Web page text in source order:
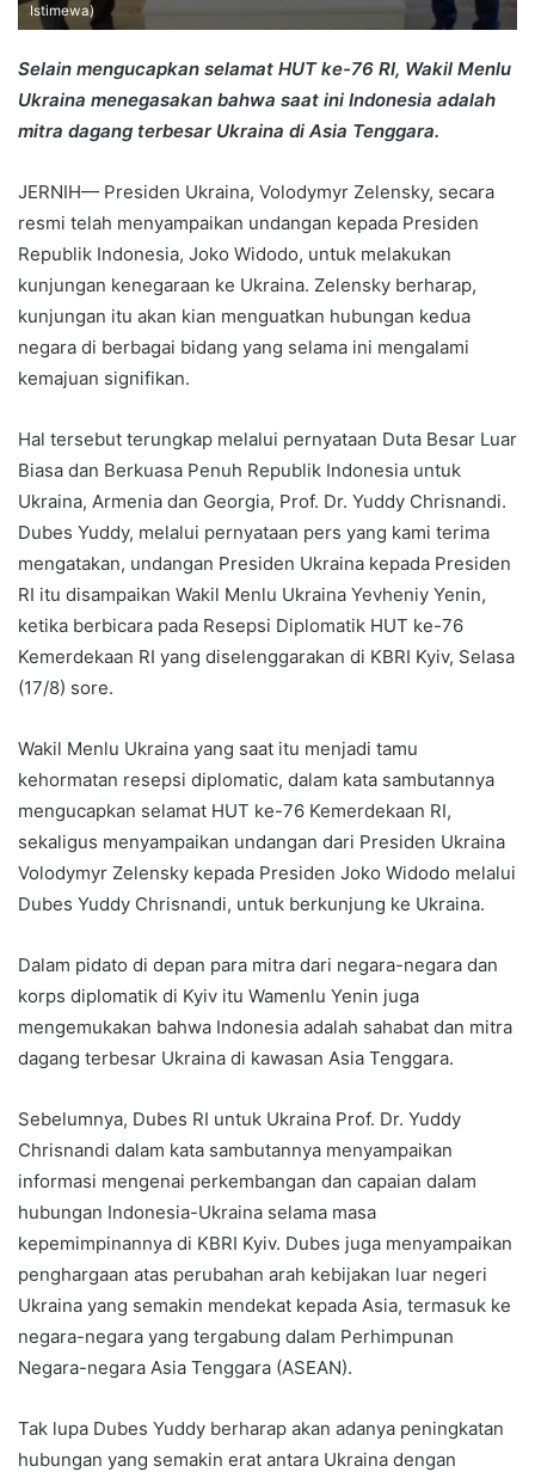
Istimewa)
Selain mengucapkan selamat HUT ke-76 RI, Wakil Menlu
Ukraina menegasakan bahwa saat ini Indonesia adalah
mitra dagang terbesar Ukraina di Asia Tenggara.
JERNIH— Presiden Ukraina, Volodymyr Zelensky, secara
resmi telah menyampaikan undangan kepada Presiden
Republik Indonesia, Joko Widodo, untuk melakukan
kunjungan kenegaraan ke Ukraina. Zelensky berharap,
kunjungan itu akan kian menguatkan hubungan kedua
negara di berbagai bidang yang selama ini mengalami
kemajuan signifikan.
Hal tersebut terungkap melalui pernyataan Duta Besar Luar
Biasa dan Berkuasa Penuh Republik Indonesia untuk
Ukraina, Armenia dan Georgia, Prof. Dr. Yuddy Chrisnandi.
Dubes Yuddy, melalui pernyataan pers yang kami terima
mengatakan, undangan Presiden Ukraina kepada Presiden
RI itu disampaikan Wakil Menlu Ukraina Yevheniy Yenin,
ketika berbicara pada Resepsi Diplomatik HUT ke-76
Kemerdekaan RI yang diselenggarakan di KBRI Kyiv, Selasa
(17/8) sore.
Wakil Menlu Ukraina yang saat itu menjadi tamu
kehormatan resepsi diplomatic, dalam kata sambutannya
mengucapkan selamat HUT ke-76 Kemerdekaan RI,
sekaligus menyampaikan undangan dari Presiden Ukraina
Volodymyr Zelensky kepada Presiden Joko Widodo melalui
Dubes Yuddy Chrisnandi, untuk berkunjung ke Ukraina.
Dalam pidato di depan para mitra dari negara-negara dan
korps diplomatik di Kyiv itu Wamenlu Yenin juga
mengemukakan bahwa Indonesia adalah sahabat dan mitra
dagang terbesar Ukraina di kawasan Asia Tenggara.
Sebelumnya, Dubes RI untuk Ukraina Prof. Dr. Yuddy
Chrisnandi dalam kata sambutannya menyampaikan
informasi mengenai perkembangan dan capaian dalam
hubungan Indonesia-Ukraina selama masa
kepemimpinannya di KBRI Kyiv. Dubes juga menyampaikan
penghargaan atas perubahan arah kebijakan luar negeri
Ukraina yang semakin mendekat kepada Asia, termasuk ke
negara-negara yang tergabung dalam Perhimpunan
Negara-negara Asia Tenggara (ASEAN).
Tak lupa Dubes Yuddy berharap akan adanya peningkatan
hubungan yang semakin erat antara Ukraina dengan